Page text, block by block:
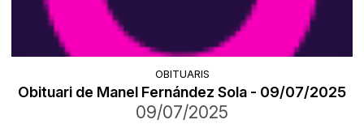
OBITUARIS
Obituari de Manel Fernández Sola - 09/07/2025
09/07/2025